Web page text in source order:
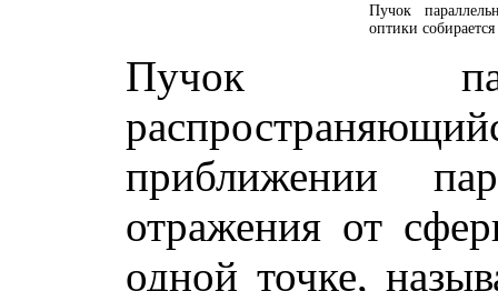
Пучок
оптики
Пучок
приближении
отражения от
одной точке,